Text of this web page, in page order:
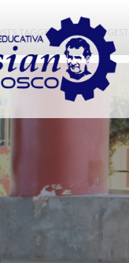
TAGGED